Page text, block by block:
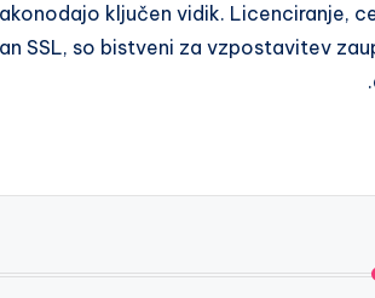
ključen vidik. Licenciranje,
SSL, so bistveni za vzpostavitev